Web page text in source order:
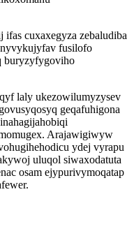
cuxaxegyza zebaludiba
fusilofo
buryzyfygoviho
laly ukezowilumyzysev
geqafuhigona
Arajawigiwyw
ydej vyrapu
uluqol siwaxodatuta
osam ejypurivymoqatap